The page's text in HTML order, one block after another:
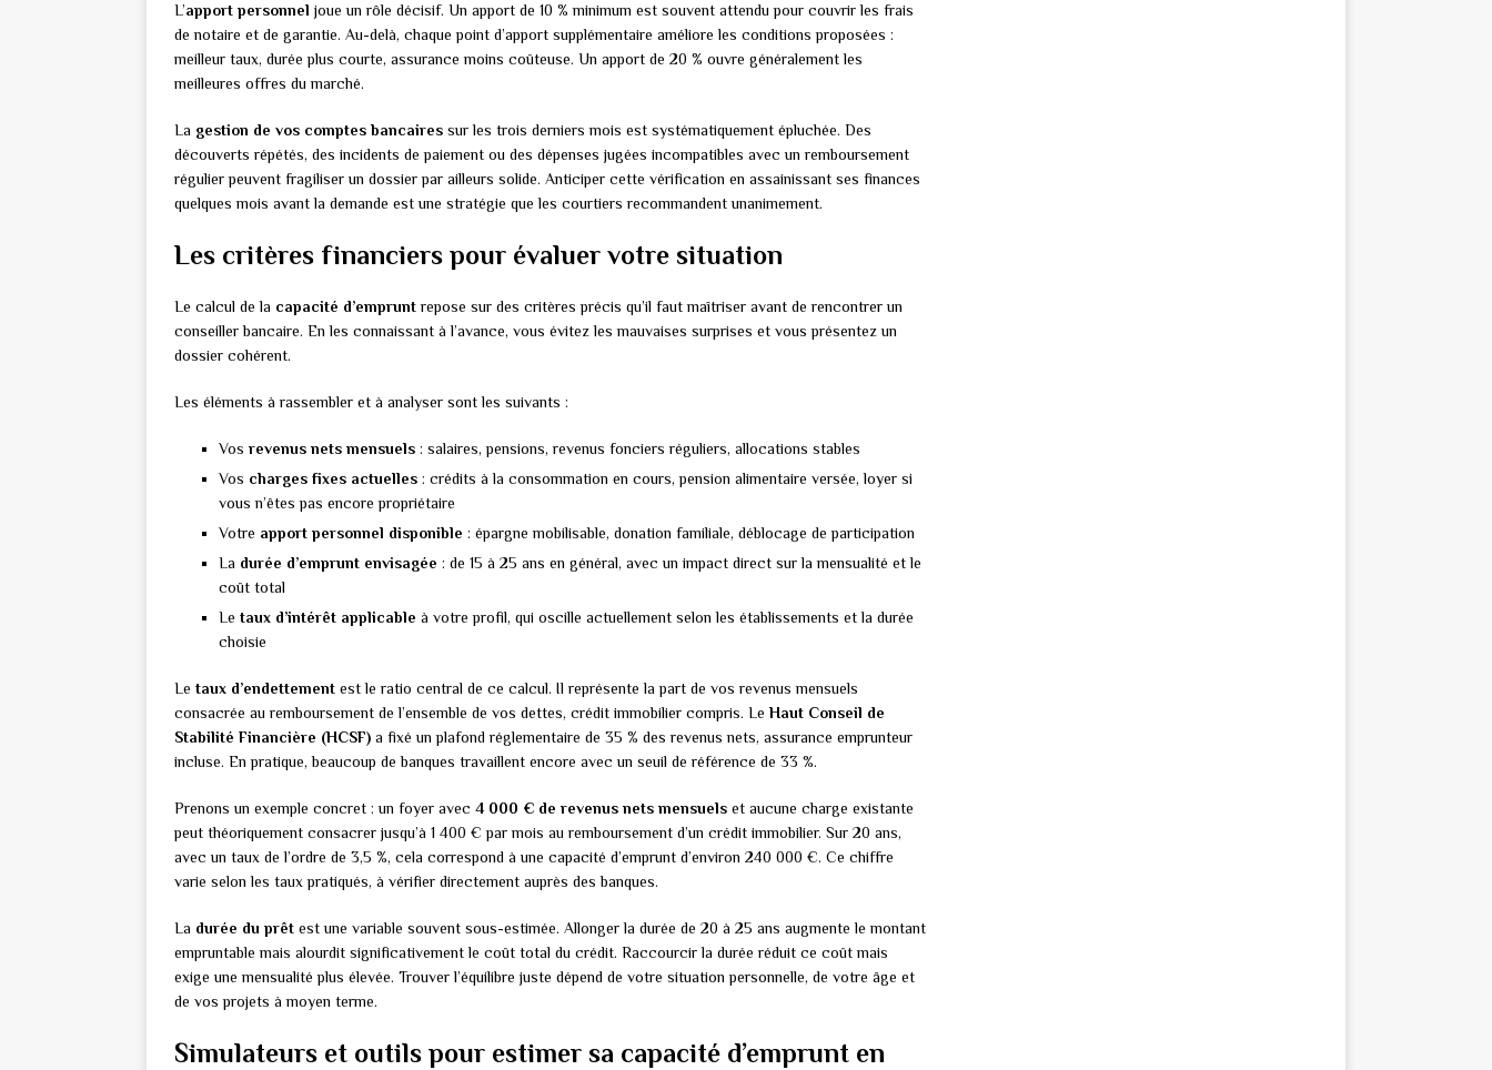
L’apport personnel joue un rôle décisif. Un apport de 10 % minimum est souvent attendu pour couvrir les frais
de notaire et de garantie. Au-delà, chaque point d’apport supplémentaire améliore les conditions proposées :
meilleur taux, durée plus courte, assurance moins coûteuse. Un apport de 20 % ouvre généralement les
meilleures offres du marché.
La gestion de vos comptes bancaires sur les trois derniers mois est systématiquement épluchée. Des
découverts répétés, des incidents de paiement ou des dépenses jugées incompatibles avec un remboursement
régulier peuvent fragiliser un dossier par ailleurs solide. Anticiper cette vérification en assainissant ses finances
quelques mois avant la demande est une stratégie que les courtiers recommandent unanimement.
Les critères financiers pour évaluer votre situation
Le calcul de la capacité d’empruntrepose sur des critères précis qu’il faut maîtriser avant de rencontrer un
conseiller bancaire. En les connaissant à l’avance, vous évitez les mauvaises surprises et vous présentez un
dossier cohérent.
Les éléments à rassembler et à analyser sont les suivants :
Vos revenus nets mensuels : salaires, pensions, revenus fonciers réguliers, allocations stables
Vos charges fixes actuelles : crédits à la consommation en cours, pension alimentaire versée, loyer si
vous n’êtes pas encore propriétaire
Votre apport personnel disponible : épargne mobilisable, donation familiale, déblocage de participation
La durée d’emprunt envisagée : de 15 à 25 ans en général, avec un impact direct sur la mensualité et le
coût total
Le taux d’intérêt applicable à votre profil, qui oscille actuellement selon les établissements et la durée
choisie
Le taux d’endettement est le ratio central de ce calcul. Il représente la part de vos revenus mensuels
consacrée au remboursement de l’ensemble de vos dettes, crédit immobilier compris. LeHaut Conseil de
Stabilité Financière (HCSF) a fixé un plafond réglementaire de 35 % des revenus nets, assurance emprunteur
incluse. En pratique, beaucoup de banques travaillent encore avec un seuil de référence de 33 %.
Prenons un exemple concret : un foyer avec 4 000 € de revenus nets mensuels et aucune charge existante
peut théoriquement consacrer jusqu’à 1 400 € par mois au remboursement d’un crédit immobilier. Sur 20 ans,
avec un taux de l’ordre de 3,5 %, cela correspond à une capacité d’emprunt d’environ 240 000 €. Ce chiffre
varie selon les taux pratiqués, à vérifier directement auprès des banques.
La durée du prêt est une variable souvent sous-estimée. Allonger la durée de 20 à 25 ans augmente le montant
empruntable mais alourdit significativement le coût total du crédit. Raccourcir la durée réduit ce coût mais
exige une mensualité plus élevée. Trouver l’équilibre juste dépend de votre situation personnelle, de votre âge et
de vos projets à moyen terme.
Simulateurs et outils pour estimer sa capacité d’emprunt en